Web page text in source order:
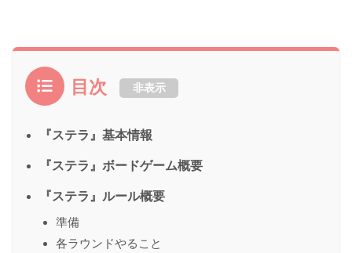
目次 非表示
『ステラ』基本情報
『ステラ』ボードゲーム概要
『ステラ』ルール概要
準備
各ラウンドやること